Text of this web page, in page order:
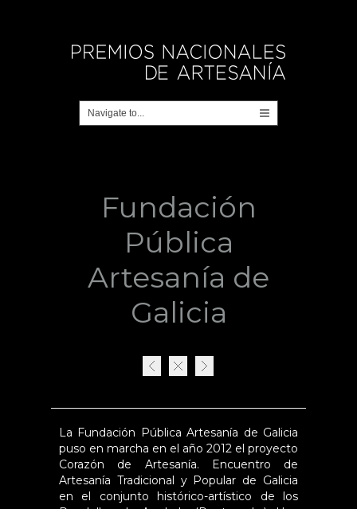
Fundación
Pública
Artesanía de
Galicia
La Fundación Pública Artesanía de Galicia
puso en marcha en el año 2012 el proyecto
Corazón de Artesanía. Encuentro de
Artesanía Tradicional y Popular de Galicia
en el conjunto histórico-artístico de los